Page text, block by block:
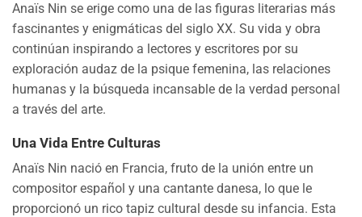
Anaïs Nin se erige como una de las figuras literarias más
fascinantes y enigmáticas del siglo XX. Su vida y obra
continúan inspirando a lectores y escritores por su
exploración audaz de la psique femenina, las relaciones
humanas y la búsqueda incansable de la verdad personal
a través del arte.
Una Vida Entre Culturas
Anaïs Nin nació en Francia, fruto de la unión entre un
compositor español y una cantante danesa, lo que le
proporcionó un rico tapiz cultural desde su infancia. Esta